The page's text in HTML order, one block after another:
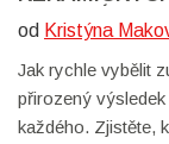
METODÁCH
od Kristýna
Jak rychle vybělit
přirozený
každého. Zjistěte,